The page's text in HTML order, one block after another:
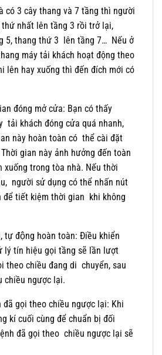
có 3 cây thang và 7 tầng thì người
nhất lên tầng 3 rồi trở lại,
5, thang thứ 3 lên tầng 7… Nếu ở
máy tải khách hoạt động theo
lên hay xuống thì đến đích mới có
đóng mở cửa: Bạn có thấy
tải khách đóng cửa quá nhanh,
này hoàn toàn có thể cài đặt
gian này ảnh hưởng đến toàn
trong tòa nhà. Nếu thời
người sử dụng có thể nhấn nút
để tiết kiệm thời gian khi không
tự động hoàn toàn: Điều khiển
tín hiệu gọi tầng sẽ lần lượt
theo chiều đang di chuyển, sau
chiều ngược lại.
đã gọi theo chiều ngược lại: Khi
kí cuối cùng để chuẩn bị đối
đã gọi theo chiều ngược lại sẽ